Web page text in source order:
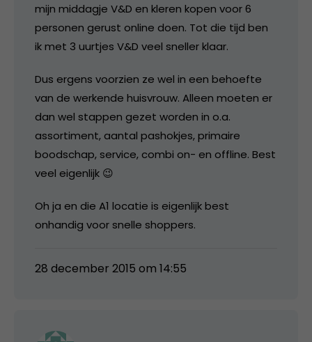
mijn middagje V&D en kleren kopen voor 6
personen gerust online doen. Tot die tijd ben
ik met 3 uurtjes V&D veel sneller klaar.
Dus ergens voorzien ze wel in een behoefte
van de werkende huisvrouw. Alleen moeten er
dan wel stappen gezet worden in o.a.
assortiment, aantal pashokjes, primaire
boodschap, service, combi on- en offline. Best
veel eigenlijk 😉
Oh ja en die A1 locatie is eigenlijk best
onhandig voor snelle shoppers.
28 december 2015 om 14:55